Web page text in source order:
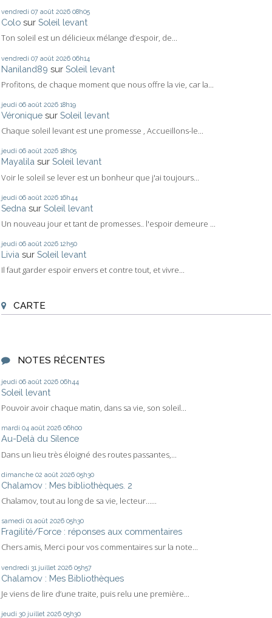
vendredi 07 août 2026 08h05
Colo sur Soleil levant
Ton soleil est un délicieux mélange d’espoir, de...
vendredi 07 août 2026 06h14
Naniland89 sur Soleil levant
Profitons, de chaque moment que nous offre la vie, car la...
jeudi 06 août 2026 18h19
Véronique sur Soleil levant
Chaque soleil levant est une promesse , Accueillons-le...
jeudi 06 août 2026 18h05
Mayalila sur Soleil levant
Voir le soleil se lever est un bonheur que j'ai toujours...
jeudi 06 août 2026 16h44
Sedna sur Soleil levant
Un nouveau jour et tant de promesses.. l'espoir demeure ...
jeudi 06 août 2026 12h50
Livia sur Soleil levant
Il faut garder espoir envers et contre tout, et vivre...
CARTE
NOTES RÉCENTES
jeudi 06 août 2026 06h44
Soleil levant
Pouvoir avoir chaque matin, dans sa vie, son soleil...
mardi 04 août 2026 06h00
Au-Delà du Silence
Dans un lieu très éloigné des routes passantes,...
dimanche 02 août 2026 05h30
Chalamov : Mes bibliothèques. 2
Chalamov, tout au long de sa vie, lecteur…...
samedi 01 août 2026 05h30
Fragilité/Force : réponses aux commentaires
Chers amis, Merci pour vos commentaires sur la note...
vendredi 31 juillet 2026 05h57
Chalamov : Mes Bibliothèques
Je viens de lire d’une traite, puis relu une première...
jeudi 30 juillet 2026 05h30